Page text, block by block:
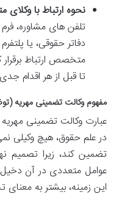
نحوه ارتباط با
تلفن های مشاوره،
دفاتر حقوقی، یا
متخصص ارتباط
تا قبل از هر اقدام
مفهوم وکالت تضمینی مهریه
عبارت وکالت تضمینی مهریه
در علم حقوق، هیچ وکیلی
تضمین کند، زیرا تصمیم
عوامل متعددی در آن دخیل
این زمینه، بیشتر به